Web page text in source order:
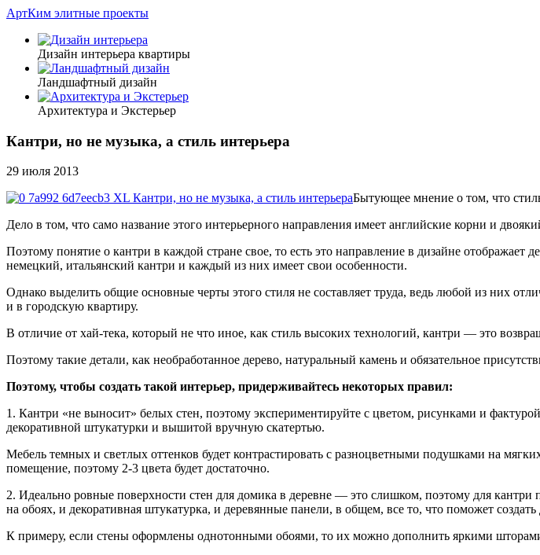
АртКим элитные проекты
Дизайн интерьера квартиры
Ландшафтный дизайн
Архитектура и Экстерьер
Кантри, но не музыка, а стиль интерьера
29 июля 2013
Бытующее мнение о том, что
Дело в том, что само название этого интерьерного направления имеет английские корни и
Поэтому понятие о кантри в каждой стране свое, то есть это направление в дизайне
немецкий, итальянский кантри и каждый из них имеет свои особенности.
Однако выделить общие основные черты этого стиля не составляет труда, ведь любой из них
и в городскую квартиру.
В отличие от хай-тека, который не что иное, как стиль высоких технологий, кантри — это
Поэтому такие детали, как необработанное дерево, натуральный камень и обязательное
Поэтому, чтобы создать такой интерьер, придерживайтесь некоторых правил:
1. Кантри «не выносит» белых стен, поэтому экспериментируйте с цветом, рисунками и
декоративной штукатурки и вышитой вручную скатертью.
Мебель темных и светлых оттенков будет контрастировать с разноцветными подушками на
помещение, поэтому 2-3 цвета будет достаточно.
2. Идеально ровные поверхности стен для домика в деревне — это слишком, поэтому для кантри
на обоях, и декоративная штукатурка, и деревянные панели, в общем, все то, что поможет
К примеру, если стены оформлены однотонными обоями, то их можно дополнить яркими